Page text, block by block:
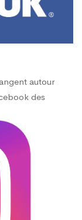
autour
des